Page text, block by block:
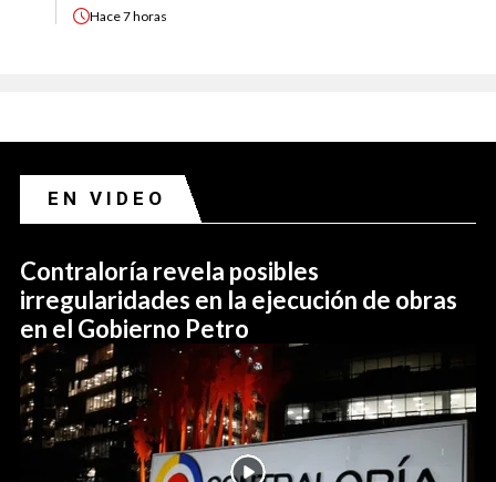
Hace7 horas
EN VIDEO
Contraloría revela posibles
irregularidades en la ejecución de obras
en el Gobierno Petro